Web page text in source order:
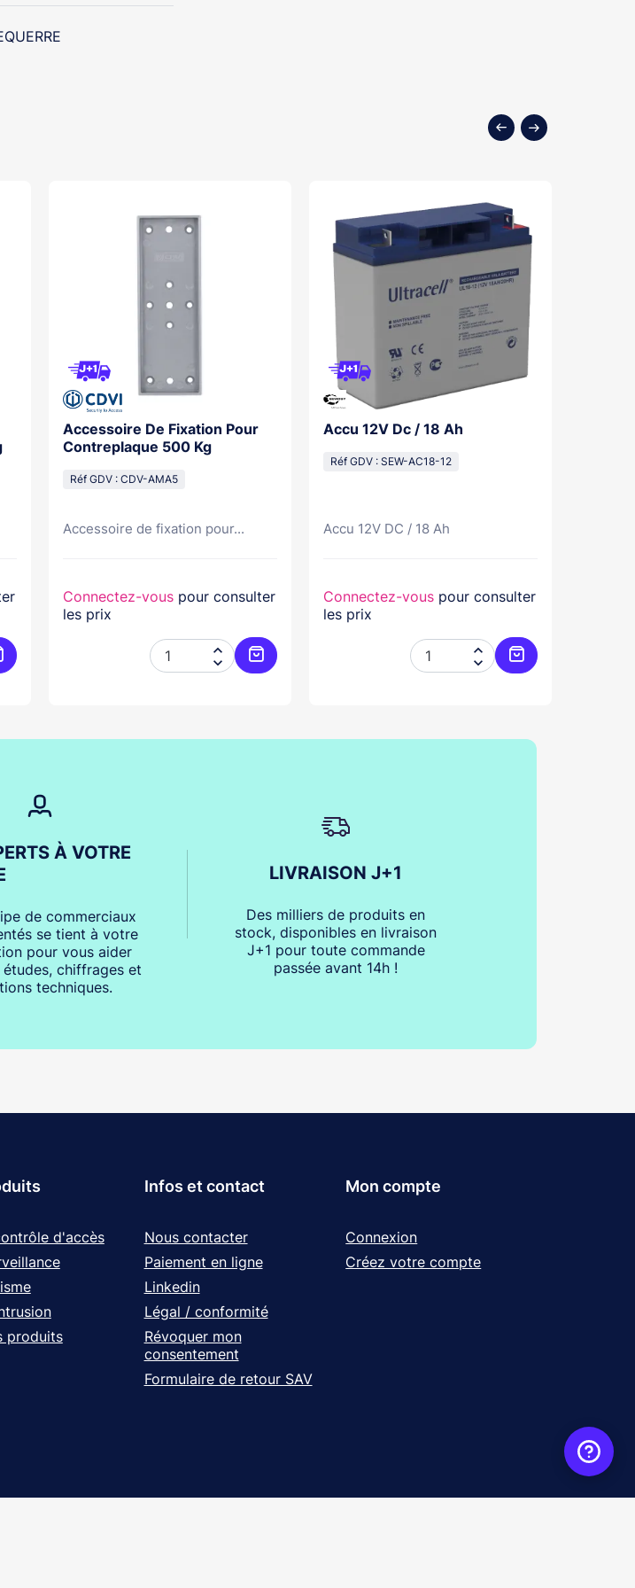
au panier
Accessoire De Fixation Pour
Contreplaque 500 Kg
Réf GDV : CDV-AMA5
Accessoire de fixation pour...
Connectez-vous pour consulter
les prix


Ajouter au panier
Accu 12V Dc / 18 Ah
Réf GDV : SEW-AC18-12
Accu 12V DC / 18 Ah
Connectez-vous pour consulter
les prix


Ajouter au panier
À VOTRE
de commerciaux
se tient à votre
pour vous aider
chiffrages et
techniques.
LIVRAISON J+1
Des milliers de produits en
stock, disponibles en livraison
J+1 pour toute commande
passée avant 14h !
d'accès
produits
Infos et contact
Nous contacter
Paiement en ligne
Linkedin
Légal / conformité
Révoquer mon
consentement
Formulaire de retour SAV
Mon compte
Connexion
Créez votre compte